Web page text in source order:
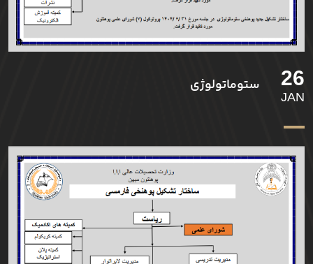
26
JAN
ستوماتولوژی